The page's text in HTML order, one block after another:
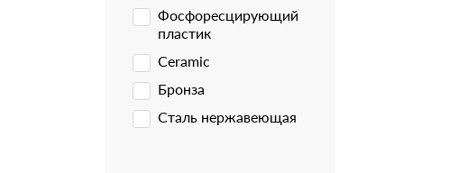
Фосфоресцирующий
пластик
Ceramic
Бронза
Сталь нержавеющая